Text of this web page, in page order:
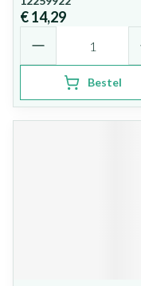
€ 14,29
Bestel